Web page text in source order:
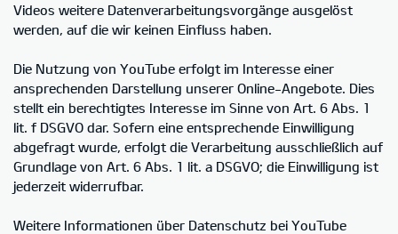
Videos weitere Datenverarbeitungsvorgänge ausgelöst
werden, auf die wir keinen Einfluss haben.
Die Nutzung von YouTube erfolgt im Interesse einer
ansprechenden Darstellung unserer Online-Angebote. Dies
stellt ein berechtigtes Interesse im Sinne von Art. 6 Abs. 1
lit. f DSGVO dar. Sofern eine entsprechende Einwilligung
abgefragt wurde, erfolgt die Verarbeitung ausschließlich auf
Grundlage von Art. 6 Abs. 1 lit. a DSGVO; die Einwilligung ist
jederzeit widerrufbar.
Weitere Informationen über Datenschutz bei YouTube